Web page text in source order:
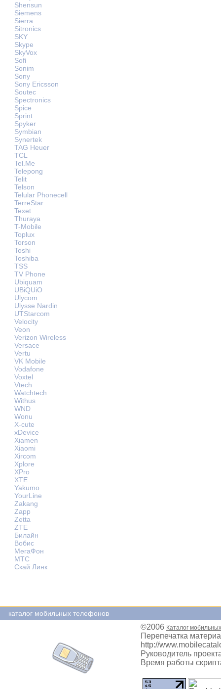
Shensun
Siemens
Sierra
Sitronics
SKY
Skype
SkyVox
Sofi
Sonim
Sony
Sony Ericsson
Soutec
Spectronics
Spice
Sprint
Spyker
Symbian
Synertek
TAG Heuer
TCL
Tel.Me
Telepong
Telit
Telson
Telular Phonecell
TerreStar
Texet
Thuraya
T-Mobile
Toplux
Torson
Toshi
Toshiba
TSS
TV Phone
Ubiquam
UBiQUiO
Ulycom
Ulysse Nardin
UTStarcom
Velocity
Veon
Verizon Wireless
Versace
Vertu
VK Mobile
Vodafone
Voxtel
Vtech
Watchtech
Withus
WND
Wonu
X-cute
xDevice
Xiamen
Xiaomi
Xircom
Xplore
XPro
XTE
Yakumo
YourLine
Zakang
Zapp
Zetta
ZTE
Билайн
Вобис
МегаФон
МТС
Скай Линк
каталог мобильных телефонов
©2006 Каталог
Перепечатка
http://
Руководитель
Время работы